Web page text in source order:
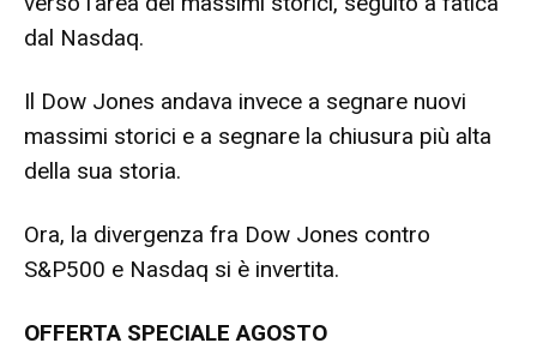
dal Nasdaq.
Il Dow Jones andava invece a segnare nuovi
massimi storici e a segnare la chiusura più alta
della sua storia.
Ora, la divergenza fra Dow Jones contro
S&P500 e Nasdaq si è invertita.
OFFERTA SPECIALE AGOSTO